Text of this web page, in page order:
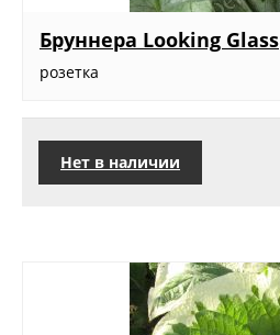
Бруннера Looking Glass
розетка
Нет в наличии